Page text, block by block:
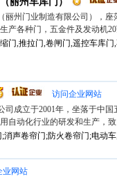
丽州门业制造有限公司），座
产各种门，五金件及发动机
门,推拉门,卷闸门,遥控车库门
访问企业网站
司成立于2001年，坐落于中
自动化行业的研发和生产，
消声卷帘门;防火卷帘门;电动
业网站